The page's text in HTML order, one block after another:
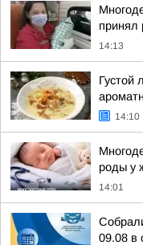
14:13
Густой
14:10
роды у
14:01
09.08 в